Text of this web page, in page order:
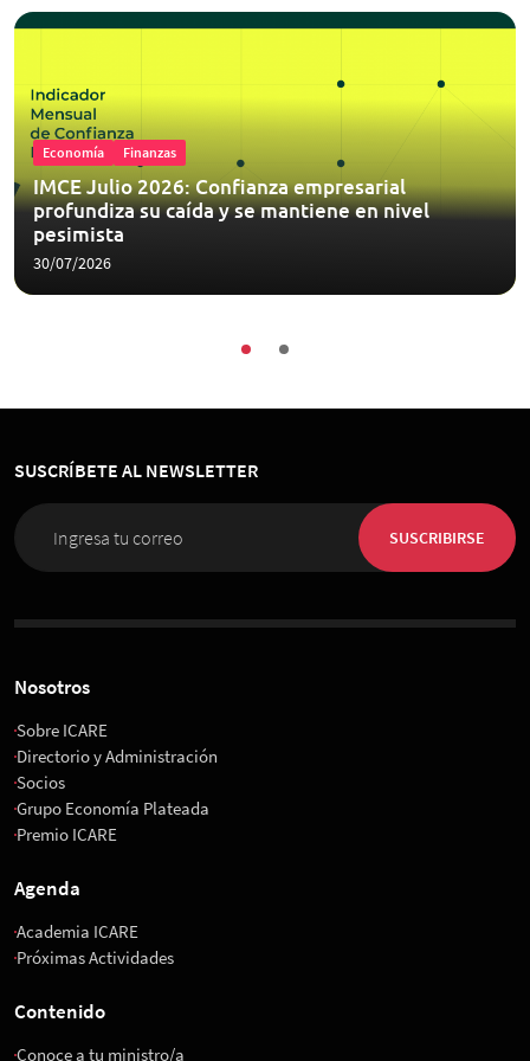
Economía Finanzas
IMCE Julio 2026: Confianza empresarial
profundiza su caída y se mantiene en nivel
pesimista
30/07/2026
SUSCRÍBETE AL NEWSLETTER
SUSCRIBIRSE
Nosotros
Sobre ICARE
Directorio y Administración
Socios
Grupo Economía Plateada
Premio ICARE
Agenda
Academia ICARE
Próximas Actividades
Contenido
Conoce a tu ministro/a